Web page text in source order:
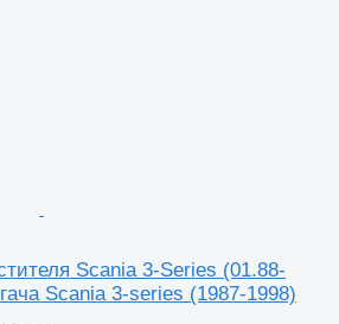
Scania 3-Series (01.88-
Scania 3-series (1987-1998)